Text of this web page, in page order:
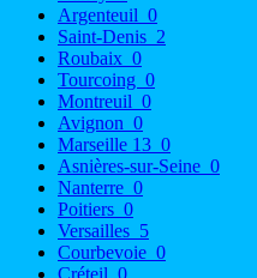
Argenteuil 0
Saint-Denis 2
Roubaix 0
Tourcoing 0
Montreuil 0
Avignon 0
Marseille 13 0
Asnières-sur-Seine 0
Nanterre 0
Poitiers 0
Versailles 5
Courbevoie 0
Créteil 0